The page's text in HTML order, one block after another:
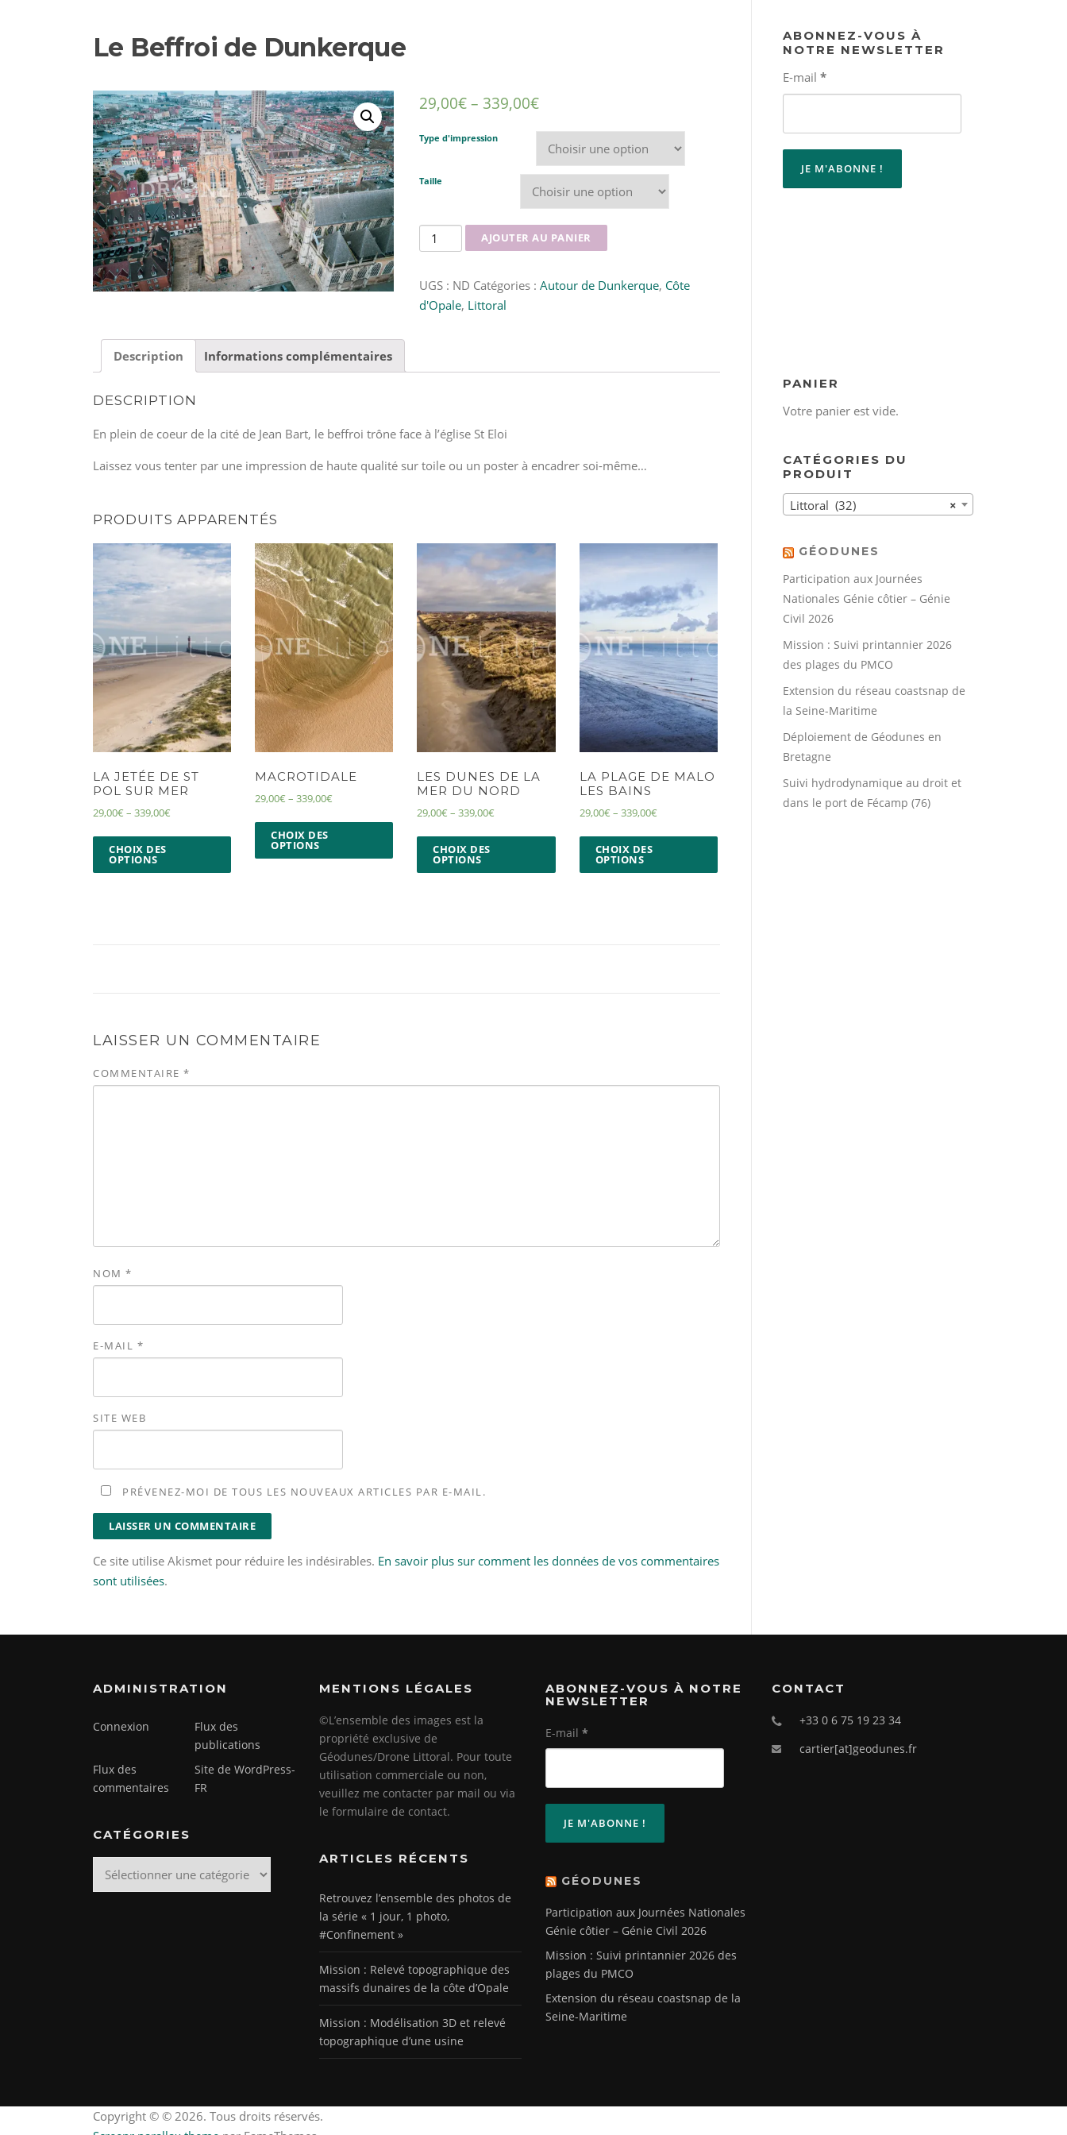
Le Beffroi de Dunkerque
29,00€– 339,00€
Type d'impression
Taille
quantité
de
Beffroi
de
AJOUTER AU PANIER
UGS : ND Catégories : Autour de Dunkerque, Côte
d'Opale, Littoral
Description Informations complémentaires
DESCRIPTION
En plein de coeur de la cité de Jean Bart, le beffroi trône face à l’église St Eloi
Laissez vous tenter par une impression de haute qualité sur toile ou un poster à encadrer soi-même…
PRODUITS APPARENTÉS
LA JETÉE DE ST
POL SUR MER
29,00€ – 339,00€
CHOIX DES
OPTIONS
MACROTIDALE
29,00€ –339,00€
CHOIX DES
OPTIONS
LES DUNES DE LA
MER DU NORD
29,00€ –339,00€
CHOIX DES
OPTIONS
LA PLAGE DE MALO
LES BAINS
29,00€ – 339,00€
CHOIX DES
OPTIONS
LAISSER UN COMMENTAIRE
COMMENTAIRE *
NOM *
E-MAIL *
SITE WEB
PRÉVENEZ-MOI DE TOUS LES NOUVEAUX ARTICLES PAR E-MAIL.
Ce site utilise Akismet pour réduire les indésirables. En savoir plus sur comment les données de vos commentaires
sont utilisées.
ABONNEZ-VOUS À
NOTRE NEWSLETTER
E-mail *
PANIER
Votre panier est vide.
CATÉGORIES DU
PRODUIT
×
Littoral (32)
GÉODUNES
Participation aux Journées
Nationales Génie côtier – Génie
Civil 2026
Mission : Suivi printannier 2026
des plages du PMCO
Extension du réseau coastsnap de
la Seine-Maritime
Déploiement de Géodunes en
Bretagne
Suivi hydrodynamique au droit et
dans le port de Fécamp (76)
ADMINISTRATION
Connexion
Flux des
publications
Flux des
commentaires
Site de WordPress-
FR
CATÉGORIES
MENTIONS LÉGALES
©L’ensemble des images est la
propriété exclusive de
Géodunes/Drone Littoral. Pour toute
utilisation commerciale ou non,
veuillez me contacter par mail ou via
le formulaire de contact.
ARTICLES RÉCENTS
Retrouvez l’ensemble des photos de
la série « 1 jour, 1 photo,
#Confinement »
Mission : Relevé topographique des
massifs dunaires de la côte d’Opale
Mission : Modélisation 3D et relevé
topographique d’une usine
ABONNEZ-VOUS À NOTRE
NEWSLETTER
E-mail *
GÉODUNES
Participation aux Journées Nationales
Génie côtier – Génie Civil 2026
Mission : Suivi printannier 2026 des
plages du PMCO
Extension du réseau coastsnap de la
Seine-Maritime
CONTACT
+33 0 6 75 19 23 34
cartier[at]geodunes.fr
Copyright © © 2026. Tous droits réservés.